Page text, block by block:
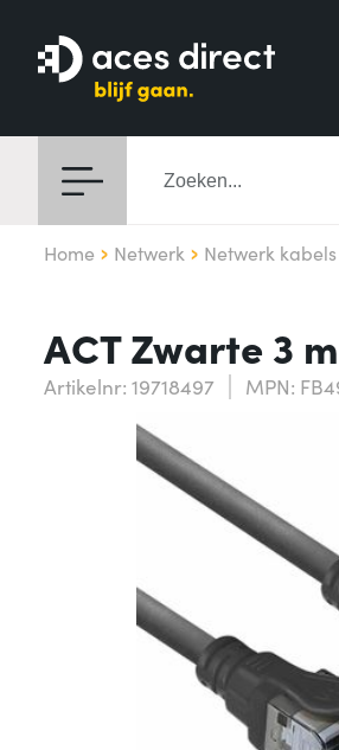
Home Netwerk Netwerk kabels
ACT Zwarte 3
Artikelnr: 19718497 MPN: